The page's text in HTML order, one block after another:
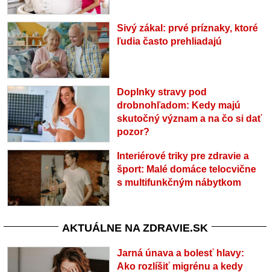
Sivý zákal: prvé príznaky, ktoré
ľudia často prehliadajú
Doplnky stravy pod
drobnohľadom: Kedy majú
skutočný význam a na čo si dať
pozor?
Interiérové triky pre zdravie a
šport: Malé domáce telocvične
s multifunkčným nábytkom
AKTUÁLNE NA ZDRAVIE.SK
Jarná únava a bolesť hlavy:
Ako rozlíšiť migrénu a kedy